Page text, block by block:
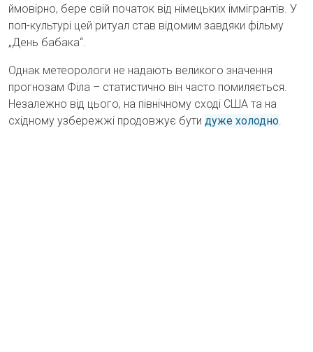
ймовірно, бере свій початок від німецьких іммігрантів. У
поп-культурі цей ритуал став відомим завдяки фільму
„День бабака“.
Однак метеорологи не надають великого значення
прогнозам Філа – статистично він часто помиляється.
Незалежно від цього, на північному сході США та на
східному узбережжі продовжує бути дуже холодно.